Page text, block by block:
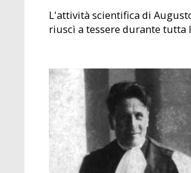
L'attività scientifica di
riuscì a tessere durante tutta